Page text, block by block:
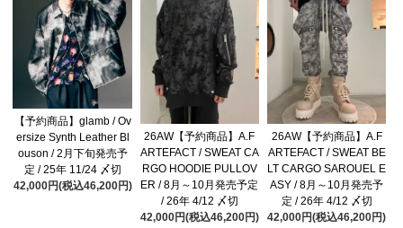
【予約商品】glamb / Ov
ersize Synth Leather Bl
ouson / 2月下旬発売予
定 / 25年 11/24 〆切
42,000円(税込46,200円)
26AW【予約商品】A.F
ARTEFACT / SWEAT CA
RGO HOODIE PULLOV
ER / 8月～10月発売予定
/ 26年 4/12 〆切
42,000円(税込46,200円)
26AW【予約商品】A.F
ARTEFACT / SWEAT BE
LT CARGO SAROUEL E
ASY / 8月～10月発売予
定 / 26年 4/12 〆切
42,000円(税込46,200円)